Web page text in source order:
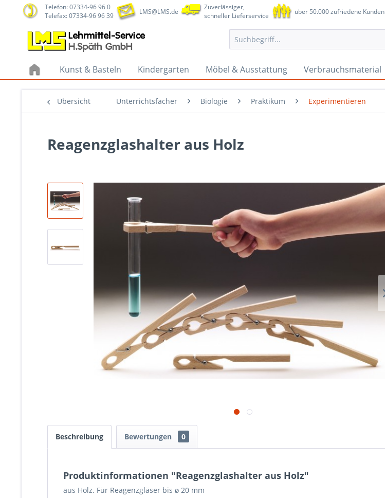
Telefon: 07334-96 96 0
Telefax: 07334-96 96 39
LMS@LMS.de
Zuverlässiger,
schneller Lieferservice
über 50.000 zufriedene Kunden
Kunst & Basteln Kindergarten Möbel & Ausstattung Verbrauchsmaterial
Übersicht Unterrichtsfächer Biologie Praktikum Experimentieren
Reagenzglashalter aus Holz
Beschreibung Bewertungen 0
Produktinformationen "Reagenzglashalter aus Holz"
aus Holz. Für Reagenzgläser bis ø 20 mm